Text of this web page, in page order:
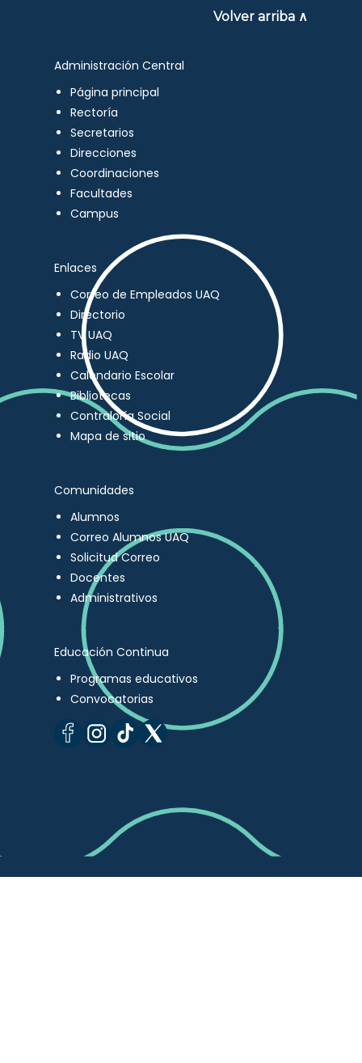
Volver arriba ∧
Administración Central
Página principal
Rectoría
Secretarios
Direcciones
Coordinaciones
Facultades
Campus
Enlaces
Correo de Empleados UAQ
Directorio
TV UAQ
Radio UAQ
Calendario Escolar
Bibliotecas
Contraloría Social
Mapa de sitio
Comunidades
Alumnos
Correo Alumnos UAQ
Solicitud Correo
Docentes
Administrativos
Educación Continua
Programas educativos
Convocatorias